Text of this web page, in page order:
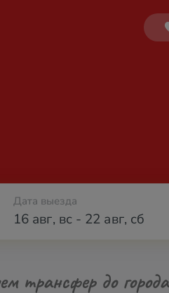
Дата выезда
16 авг, вс- 22 авг, сб
трансфер до